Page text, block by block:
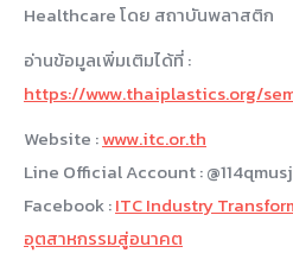
Healthcare โดย สถาบันพลาสติก
อ่านข้อมูลเพิ่มเติมได้ที่ :
https://www.thaiplastics.org/
Website :www.itc.or.th
Line Official Account : @114qmusj
Facebook :ITC Industry
อุตสาหกรรมสู่อนาคต